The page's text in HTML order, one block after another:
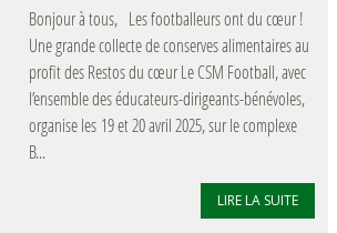
Bonjour à tous, Les footballeurs ont du cœur !
Une grande collecte de conserves alimentaires au
profit des Restos du cœur Le CSM Football, avec
l’ensemble des éducateurs-dirigeants-bénévoles,
organise les 19 et 20 avril 2025, sur le complexe
B...
LIRE LA SUITE